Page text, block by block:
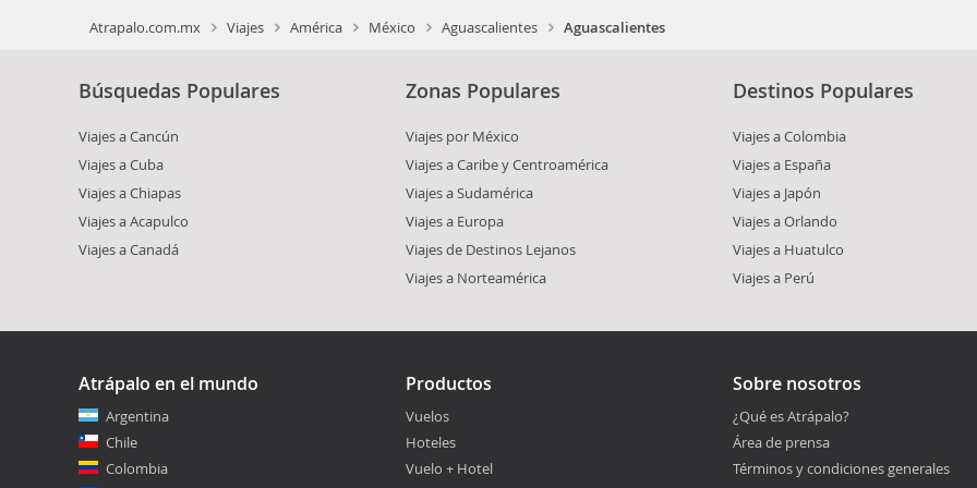
Atrapalo.com.mx Viajes América México Aguascalientes Aguascalientes
Búsquedas Populares
Viajes a Cancún
Viajes a Cuba
Viajes a Chiapas
Viajes a Acapulco
Viajes a Canadá
Zonas Populares
Viajes por México
Viajes a Caribe y Centroamérica
Viajes a Sudamérica
Viajes a Europa
Viajes de Destinos Lejanos
Viajes a Norteamérica
Destinos Populares
Viajes a Colombia
Viajes a España
Viajes a Japón
Viajes a Orlando
Viajes a Huatulco
Viajes a Perú
Atrápalo en el mundo
Argentina
Chile
Colombia
Productos
Vuelos
Hoteles
Vuelo + Hotel
Sobre nosotros
¿Qué es Atrápalo?
Área de prensa
Términos y condiciones generales